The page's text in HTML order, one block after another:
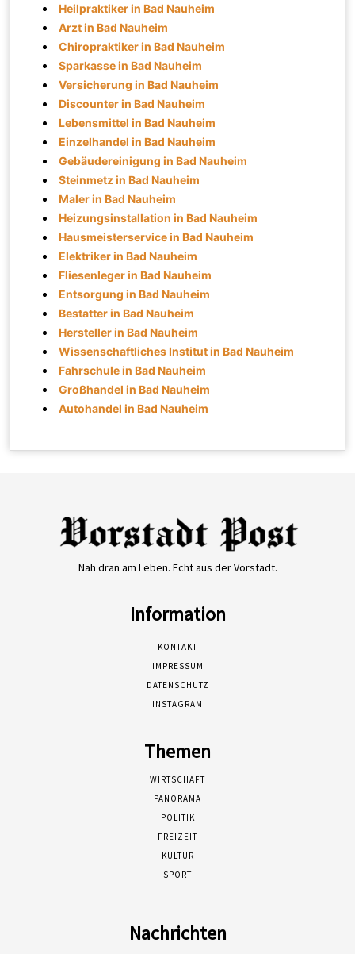
Heilpraktiker in Bad Nauheim
Arzt in Bad Nauheim
Chiropraktiker in Bad Nauheim
Sparkasse in Bad Nauheim
Versicherung in Bad Nauheim
Discounter in Bad Nauheim
Lebensmittel in Bad Nauheim
Einzelhandel in Bad Nauheim
Gebäudereinigung in Bad Nauheim
Steinmetz in Bad Nauheim
Maler in Bad Nauheim
Heizungsinstallation in Bad Nauheim
Hausmeisterservice in Bad Nauheim
Elektriker in Bad Nauheim
Fliesenleger in Bad Nauheim
Entsorgung in Bad Nauheim
Bestatter in Bad Nauheim
Hersteller in Bad Nauheim
Wissenschaftliches Institut in Bad Nauheim
Fahrschule in Bad Nauheim
Großhandel in Bad Nauheim
Autohandel in Bad Nauheim
Nah dran am Leben. Echt aus der Vorstadt.
Information
KONTAKT
IMPRESSUM
DATENSCHUTZ
INSTAGRAM
Themen
WIRTSCHAFT
PANORAMA
POLITIK
FREIZEIT
KULTUR
SPORT
Nachrichten